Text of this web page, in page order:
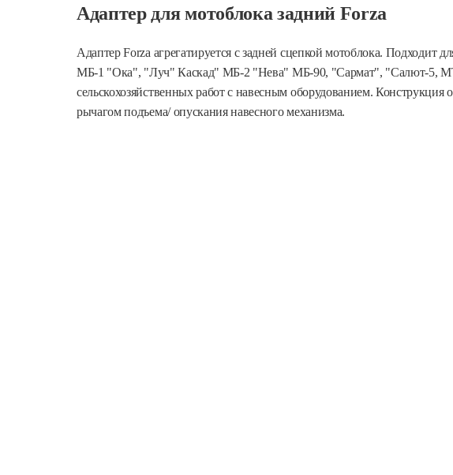
Адаптер для мотоблока задний Forza
Адаптер Forza агрегатируется с задней сцепкой мотоблока. Подходит
МБ-1 "Ока", "Луч" Каскад" МБ-2 "Нева" МБ-90, "Сармат", "Салют-5,
сельскохозяйственных работ с навесным оборудованием.
рычагом подъема/ опускания навесного механизма.